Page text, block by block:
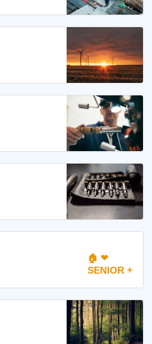
🏠 ❤
SENIOR +